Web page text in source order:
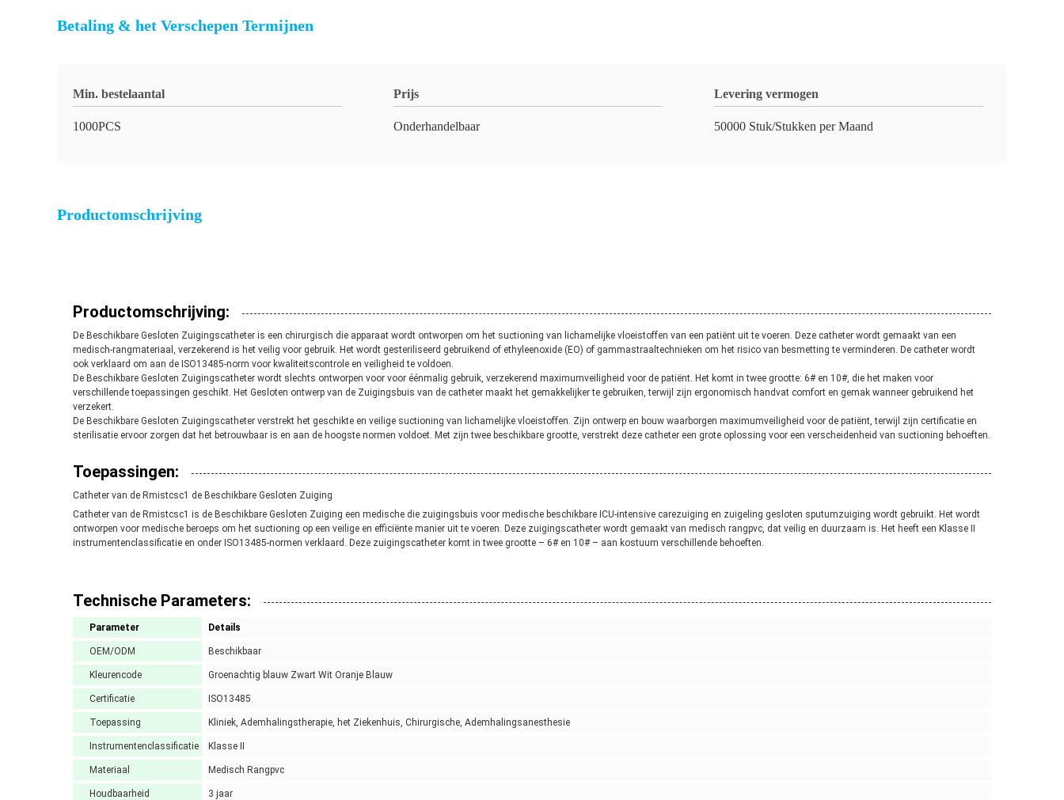
Betaling & het Verschepen Termijnen
Min. bestelaantal
1000PCS
Prijs
Onderhandelbaar
Levering vermogen
50000 Stuk/Stukken per Maand
Productomschrijving
Productomschrijving:
De Beschikbare Gesloten Zuigingscatheter is een chirurgisch die apparaat wordt ontworpen om het suctioning van lichamelijke vloeistoffen van een patiënt uit te voeren. Deze catheter wordt gemaakt van een
medisch-rangmateriaal, verzekerend is het veilig voor gebruik. Het wordt gesteriliseerd gebruikend of ethyleenoxide (EO) of gammastraaltechnieken om het risico van besmetting te verminderen. De catheter wordt
ook verklaard om aan de ISO13485-norm voor kwaliteitscontrole en veiligheid te voldoen.
De Beschikbare Gesloten Zuigingscatheter wordt slechts ontworpen voor voor éénmalig gebruik, verzekerend maximumveiligheid voor de patiënt. Het komt in twee grootte: 6# en 10#, die het maken voor
verschillende toepassingen geschikt. Het Gesloten ontwerp van de Zuigingsbuis van de catheter maakt het gemakkelijker te gebruiken, terwijl zijn ergonomisch handvat comfort en gemak wanneer gebruikend het
verzekert.
De Beschikbare Gesloten Zuigingscatheter verstrekt het geschikte en veilige suctioning van lichamelijke vloeistoffen. Zijn ontwerp en bouw waarborgen maximumveiligheid voor de patiënt, terwijl zijn certificatie en
sterilisatie ervoor zorgen dat het betrouwbaar is en aan de hoogste normen voldoet. Met zijn twee beschikbare grootte, verstrekt deze catheter een grote oplossing voor een verscheidenheid van suctioning behoeften.
Toepassingen:
Catheter van de Rmistcsc1 de Beschikbare Gesloten Zuiging
Catheter van de Rmistcsc1 is de Beschikbare Gesloten Zuiging een medische die zuigingsbuis voor medische beschikbare ICU-intensive carezuiging en zuigeling gesloten sputumzuiging wordt gebruikt. Het wordt
ontworpen voor medische beroeps om het suctioning op een veilige en efficiënte manier uit te voeren. Deze zuigingscatheter wordt gemaakt van medisch rangpvc, dat veilig en duurzaam is. Het heeft een Klasse II
instrumentenclassificatie en onder ISO13485-normen verklaard. Deze zuigingscatheter komt in twee grootte – 6# en 10# – aan kostuum verschillende behoeften.
Technische Parameters:
Parameter Details
OEM/ODM Beschikbaar
Kleurencode Groenachtig blauw Zwart Wit Oranje Blauw
Certificatie ISO13485
Toepassing Kliniek, Ademhalingstherapie, het Ziekenhuis, Chirurgische, Ademhalingsanesthesie
Instrumentenclassificatie Klasse II
Materiaal Medisch Rangpvc
Houdbaarheid 3 jaar